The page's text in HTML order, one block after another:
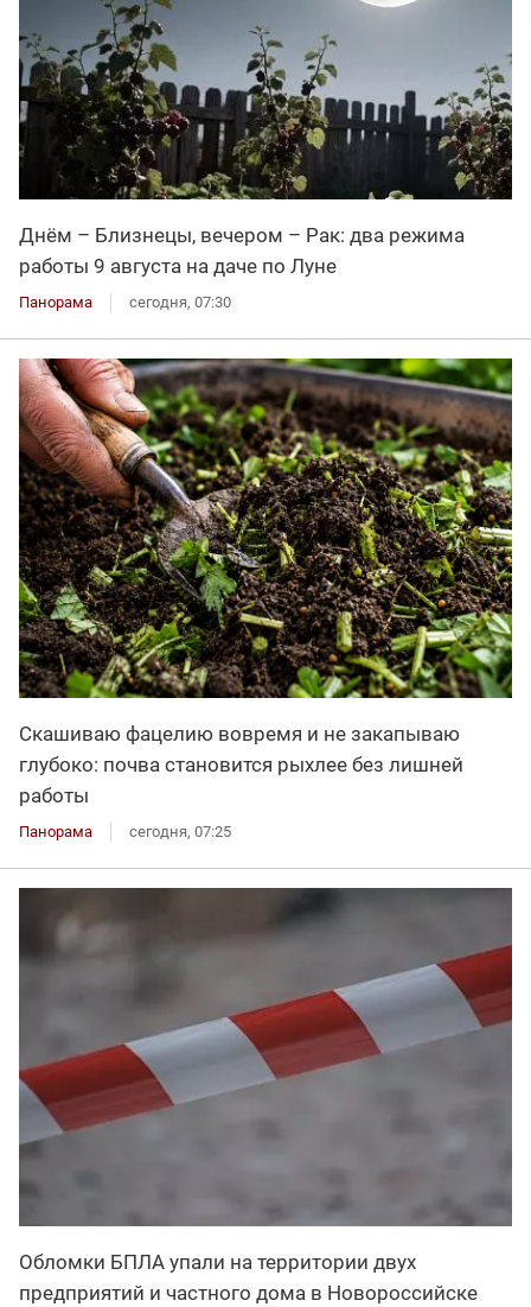
Днём – Близнецы, вечером – Рак: два режима
работы 9 августа на даче по Луне
Панорама сегодня, 07:30
Скашиваю фацелию вовремя и не закапываю
глубоко: почва становится рыхлее без лишней
работы
Панорама сегодня, 07:25
Обломки БПЛА упали на территории двух
предприятий и частного дома в Новороссийске